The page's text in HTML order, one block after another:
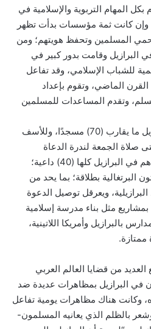
المهام التربوية والإسلامية في
وإن كانت ثمة مؤسسات بدأت تظهر
المسلمين وتحفظ هويتهم؛ ومن
وقامت بدور كبير في
للشباب الإسلامي، وقد تفاعل
الماضي، وتقوم بإعداد
وتقدم المساعدات للمسلمين
وبالنسبة للمساجد يوجد بالبرازيل ما يقارب (70) مسجدًا، وللأسف
صلاة الجمعة لندرة الدعاة
المسلمين، الذين لا يتجاوز عددهم في البرازيل كلها (40) داعية؛
بطلاقة؛ بما يحد من
ويعرقل توصيل الدعوة
بمشاريع مثل بناء مدرسة إسلامية
بالبرازيل وأمريكا اللاتينية،
ممتازة.
من قضايا العالم العربي
في البرازيل بمظاهرات عديدة ضد
وكانت هناك مظاهرات يومية تفاعل
بالظلم الذي يعانيه المسلمون-